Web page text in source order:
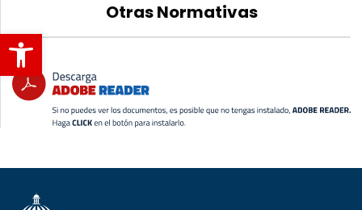
Abrir barra de herramientas
Otras Normativas